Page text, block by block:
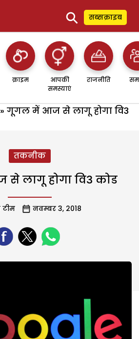
⚲ सब्सक्राइब
क्राइम
आपकी
समस्याएं
राजनीति
» गूगल में आज से लागू होगा वि3
तकनीक
लागू होगा वि3 कोड
टीम नवम्बर 3, 2018